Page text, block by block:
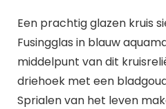
Een prachtig glazen kruis
Fusingglas in blauw
middelpunt van dit
driehoek met een
Sprialen van het leven